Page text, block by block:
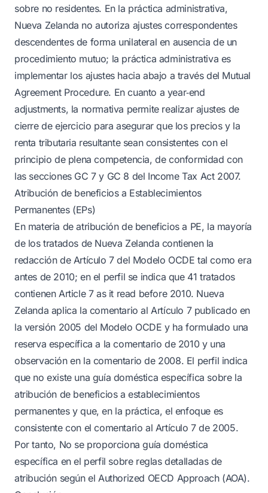
sobre no residentes. En la práctica administrativa,
Nueva Zelanda no autoriza ajustes correspondentes
descendentes de forma unilateral en ausencia de un
procedimiento mutuo; la práctica administrativa es
implementar los ajustes hacia abajo a través del Mutual
Agreement Procedure. En cuanto a year‑end
adjustments, la normativa permite realizar ajustes de
cierre de ejercicio para asegurar que los precios y la
renta tributaria resultante sean consistentes con el
principio de plena competencia, de conformidad con
las secciones GC 7 y GC 8 del Income Tax Act 2007.
Atribución de beneficios a Establecimientos
Permanentes (EPs)
En materia de atribución de beneficios a PE, la mayoría
de los tratados de Nueva Zelanda contienen la
redacción de Artículo 7 del Modelo OCDE tal como era
antes de 2010; en el perfil se indica que 41 tratados
contienen Article 7 as it read before 2010. Nueva
Zelanda aplica la comentario al Artículo 7 publicado en
la versión 2005 del Modelo OCDE y ha formulado una
reserva específica a la comentario de 2010 y una
observación en la comentario de 2008. El perfil indica
que no existe una guía doméstica específica sobre la
atribución de beneficios a establecimientos
permanentes y que, en la práctica, el enfoque es
consistente con el comentario al Artículo 7 de 2005.
Por tanto, No se proporciona guía doméstica
específica en el perfil sobre reglas detalladas de
atribución según el Authorized OECD Approach (AOA).